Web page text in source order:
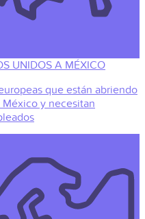
UNIDOS A MÉXICO
que están abriendo
y necesitan